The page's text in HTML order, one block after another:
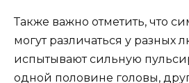
Также важно отметить, что
могут различаться у разных
испытывают сильную
одной половине головы,